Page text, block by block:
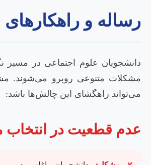
رساله و
دانشجویان علوم اجتماعی در مسیر
مشکلات متنوعی روبرو می‌شوند.
می‌تواند راهگشای این چالش‌ها باشد:
عدم قطعیت در